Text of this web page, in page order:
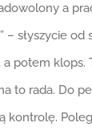
a
– słyszycie od
potem klops.
to rada. Do
kontrolę.